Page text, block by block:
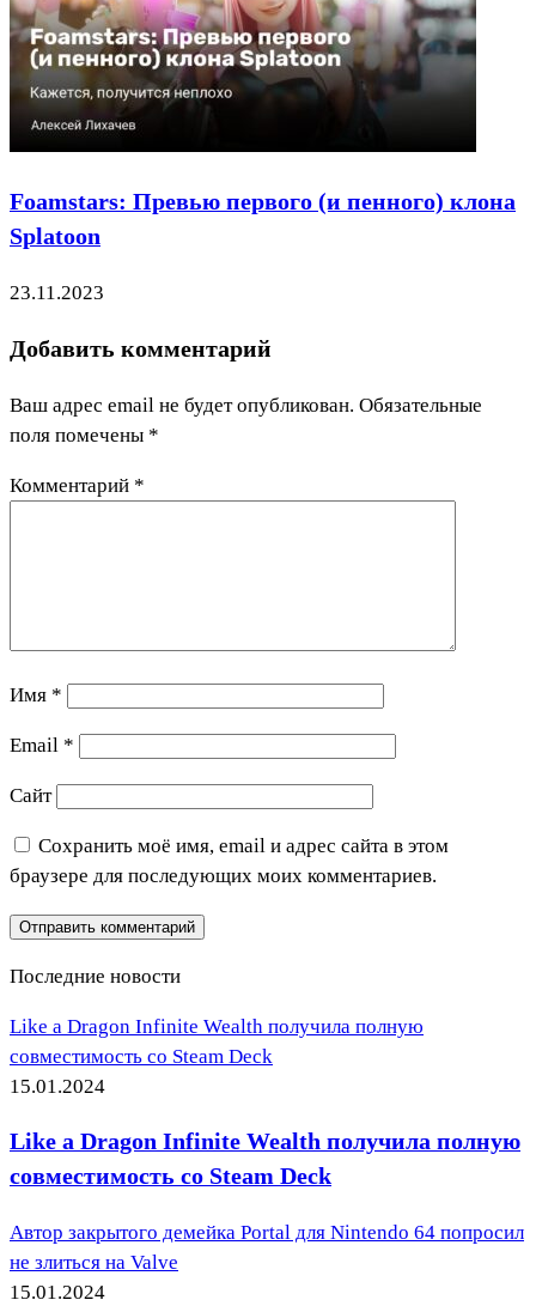
Foamstars: Превью первого (и пенного) клона
Splatoon
23.11.2023
Добавить комментарий
Ваш адрес email не будет опубликован. Обязательные
поля помечены *
Комментарий *
Имя *
Email *
Сайт
Сохранить моё имя, email и адрес сайта в этом
браузере для последующих моих комментариев.
Последние новости
Like a Dragon Infinite Wealth получила полную
совместимость со Steam Deck
15.01.2024
Like a Dragon Infinite Wealth получила полную
совместимость со Steam Deck
Автор закрытого демейка Portal для Nintendo 64 попросил
не злиться на Valve
15.01.2024